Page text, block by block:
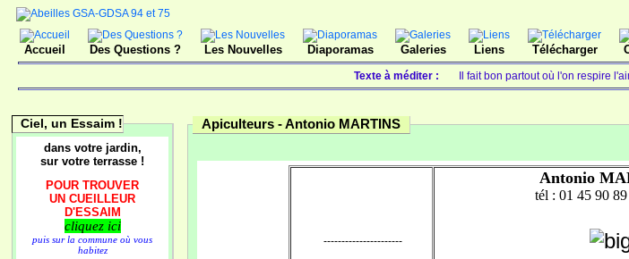
Accueil Des Questions ? Les Nouvelles Diaporamas Galeries Liens Télécharger
Texte à méditer : Il fait bon partout où l'on respire
Ciel, un Essaim !
dans votre jardin,
sur votre terrasse !
POUR TROUVER
UN CUEILLEUR
D'ESSAIM
cliquez ici
puis sur la commune où vous
habitez
Apiculteurs -Antonio MARTINS
----------------------
Antonio
tél : 01 45 90